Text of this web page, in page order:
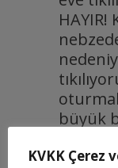
HAYIR!
büyük
escort
KVKK Çerez